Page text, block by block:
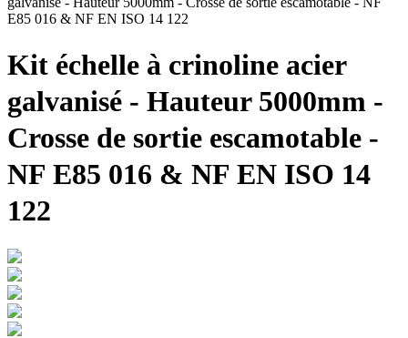
E85 016 & NF EN ISO 14 122
Kit échelle à crinoline acier
galvanisé - Hauteur 5000mm -
Crosse de sortie escamotable -
NF E85 016 & NF EN ISO 14
122